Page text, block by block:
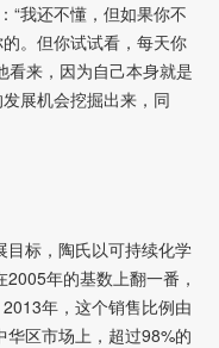
“我还不懂，但如果你不
。但你试试看，每天你
看来，因为自己本身就是
展机会挖掘出来，同
标，陶氏以可持续化学
年的基数上翻一番，
年，这个销售比例由
区市场上，超过98%的